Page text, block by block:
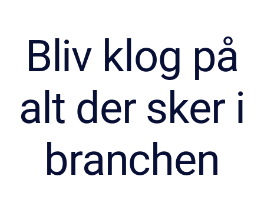
Bliv klog på
alt der sker i
branchen